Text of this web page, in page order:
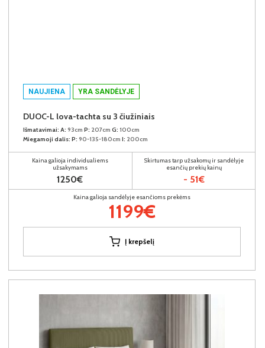
NAUJIENA YRA SANDĖLYJE
DUOC-L lova-tachta su 3 čiužiniais
Išmatavimai: A: 93cm P: 207cm G: 100cm
Miegamoji dalis: P: 90-135-180cm I: 200cm
Kaina galioja individualiems
užsakymams
1250€
Skirtumas tarp užsakomų ir sandėlyje
esančių prekių kainų
- 51€
Kaina galioja sandėlyje esančioms prekėms
1199€
Į krepšelį